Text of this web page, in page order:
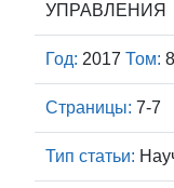
УПРАВЛЕНИЯ
Год: 2017 Том: 8
Страницы: 7-7
Тип статьи: